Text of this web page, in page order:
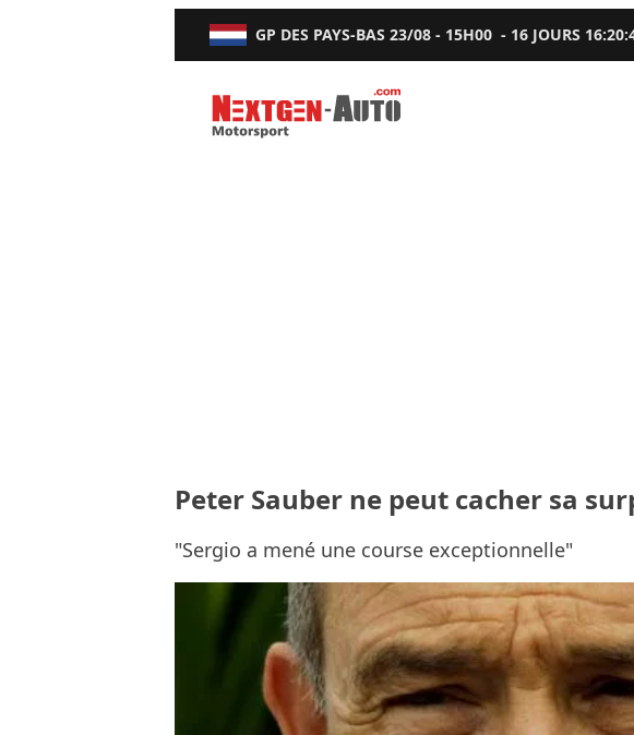
GP DES PAYS-BAS 23/08 - 15H00 - 16 JOURS 16:20:
Nextgen-Auto.com
Peter Sauber ne peut cacher sa
"Sergio a mené une course exceptionnelle"